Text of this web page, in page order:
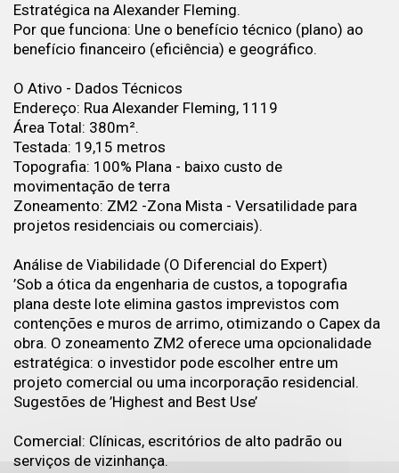
Estratégica na Alexander Fleming.
Por que funciona: Une o benefício técnico (plano) ao
benefício financeiro (eficiência) e geográfico.
O Ativo - Dados Técnicos
Endereço: Rua Alexander Fleming, 1119
Área Total: 380m².
Testada: 19,15 metros
Topografia: 100% Plana - baixo custo de
movimentação de terra
Zoneamento: ZM2 -Zona Mista - Versatilidade para
projetos residenciais ou comerciais).
Análise de Viabilidade (O Diferencial do Expert)
’Sob a ótica da engenharia de custos, a topografia
plana deste lote elimina gastos imprevistos com
contenções e muros de arrimo, otimizando o Capex da
obra. O zoneamento ZM2 oferece uma opcionalidade
estratégica: o investidor pode escolher entre um
projeto comercial ou uma incorporação residencial.
Sugestões de ’Highest and Best Use’
Comercial: Clínicas, escritórios de alto padrão ou
serviços de vizinhança.